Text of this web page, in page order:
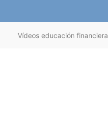
Vídeos educación financiera